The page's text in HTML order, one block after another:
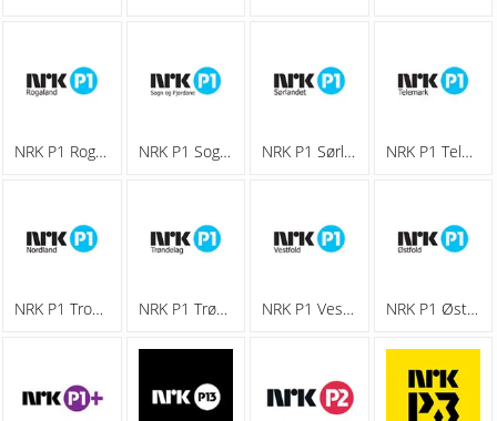
NRK P1 Rogaland NRK P1 Sogn Og Fjordane NRK P1 Sørlandet NRK P1 Telemark
NRK P1 Troms NRK P1 Trøndelag NRK P1 Vestfold NRK P1 Østfold